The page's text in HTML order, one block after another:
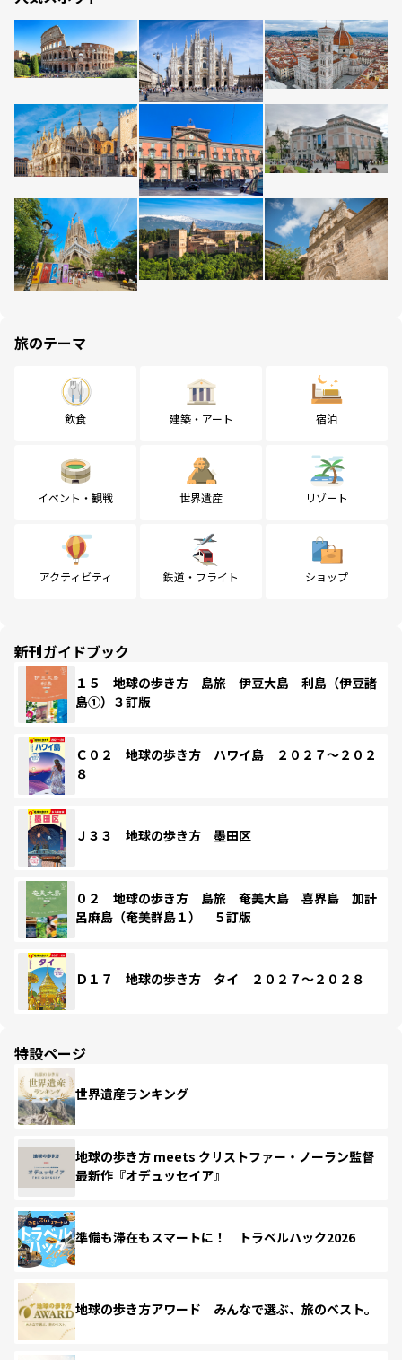
旅のテーマ
飲食 建築・アート 宿泊
イベント・観戦 世界遺産 リゾート
アクティビティ 鉄道・フライト ショップ
新刊ガイドブック
１５ 地球の歩き方 島旅 伊豆大島 利島（伊豆諸
島①）３訂版
Ｃ０２ 地球の歩き方 ハワイ島 ２０２７～２０２
８
Ｊ３３ 地球の歩き方 墨田区
０２ 地球の歩き方 島旅 奄美大島 喜界島 加計
呂麻島（奄美群島１） ５訂版
Ｄ１７ 地球の歩き方 タイ ２０２７～２０２８
特設ページ
世界遺産ランキング
地球の歩き方 meets クリストファー・ノーラン監督
最新作『オデュッセイア』
準備も滞在もスマートに！ トラベルハック2026
地球の歩き方アワード みんなで選ぶ、旅のベスト。